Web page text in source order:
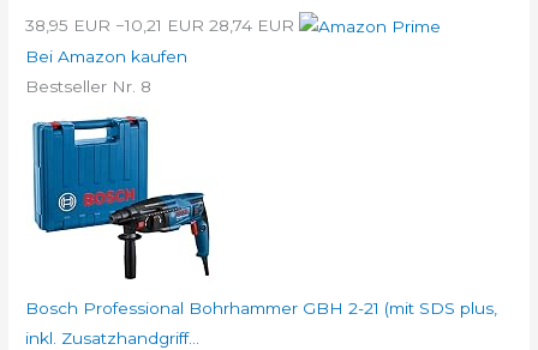
38,95 EUR −10,21 EUR 28,74 EUR
Bei Amazon kaufen
Bestseller Nr. 8
Bosch Professional Bohrhammer GBH 2-21 (mit SDS plus,
inkl. Zusatzhandgriff...